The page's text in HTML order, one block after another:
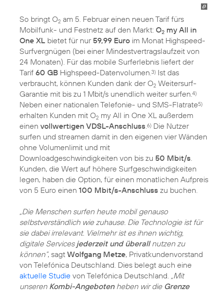
So bringt O2 am 5. Februar einen neuen Tarif fürs
Mobilfunk- und Festnetz auf den Markt: O2 my All in
One XL bietet für nur59,99 Euro im Monat Highspeed-
Surfvergnügen (bei einer Mindestvertragslaufzeit von
24 Monaten). Für das mobile Surferlebnis liefert der
Tarif 60 GB Highspeed-Datenvolumen.3) Ist das
verbraucht, können Kunden dank der O2 Weitersurf-
Garantie mit bis zu 1 Mbit/s unendlich weiter surfen.4)
Neben einer nationalen Telefonie- und SMS-Flatrate5)
erhalten Kunden mit O2 my All in One XL außerdem
einen vollwertigen VDSL-Anschluss.6) Die Nutzer
surfen und streamen damit in den eigenen vier Wänden
ohne Volumenlimit und mit
Downloadgeschwindigkeiten von bis zu 50 Mbit/s.
Kunden, die Wert auf höhere Surfgeschwindigkeiten
legen, haben die Option, für einen monatlichen Aufpreis
von 5 Euro einen 100 Mbit/s-Anschluss zu buchen.
„Die Menschen surfen heute mobil genauso
selbstverständlich wie zuhause. Die Technologie ist für
sie dabei irrelevant. Vielmehr ist es ihnen wichtig,
digitale Services jederzeit und überallnutzen zu
können“, sagt Wolfgang Metze, Privatkundenvorstand
von Telefónica Deutschland. Dies belegt auch eine
aktuelle Studie von Telefónica Deutschland. „Mit
unseren Kombi-Angebotenheben wir die Grenze